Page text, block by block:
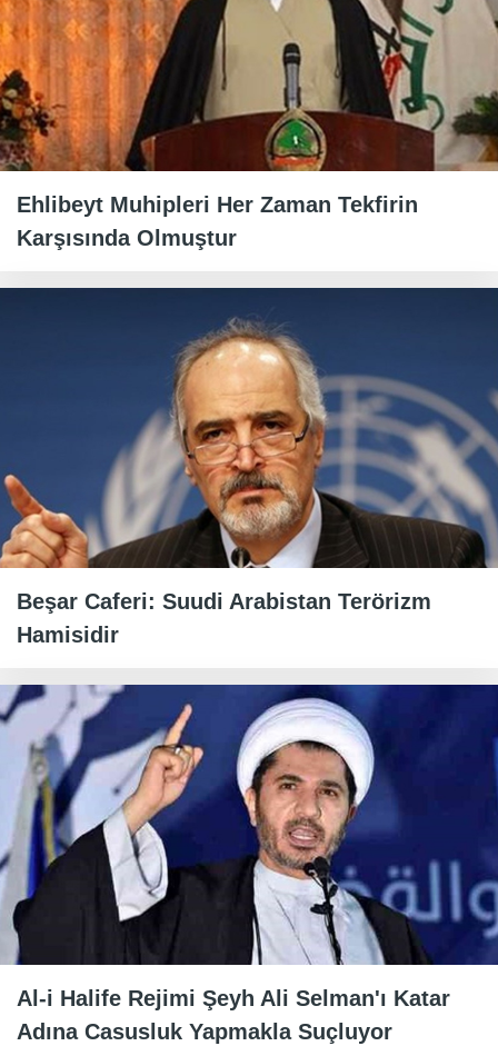
Ehlibeyt Muhipleri Her Zaman Tekfirin
Karşısında Olmuştur
Beşar Caferi: Suudi Arabistan Terörizm
Hamisidir
Al-i Halife Rejimi Şeyh Ali Selman'ı Katar
Adına Casusluk Yapmakla Suçluyor